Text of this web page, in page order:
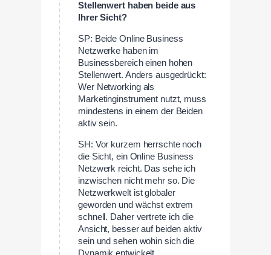
Stellenwert haben beide aus
Ihrer Sicht?
SP: Beide Online Business
Netzwerke haben im
Businessbereich einen hohen
Stellenwert. Anders ausgedrückt:
Wer Networking als
Marketinginstrument nutzt, muss
mindestens in einem der Beiden
aktiv sein.
SH: Vor kurzem herrschte noch
die Sicht, ein Online Business
Netzwerk reicht. Das sehe ich
inzwischen nicht mehr so. Die
Netzwerkwelt ist globaler
geworden und wächst extrem
schnell. Daher vertrete ich die
Ansicht, besser auf beiden aktiv
sein und sehen wohin sich die